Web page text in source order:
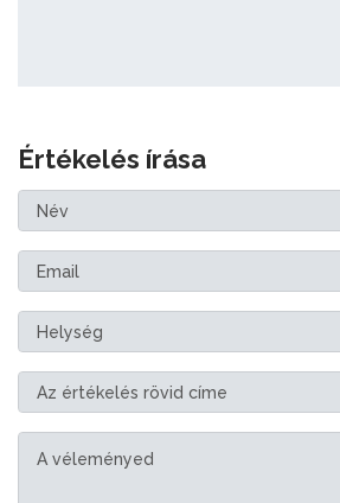
Értékelés írása